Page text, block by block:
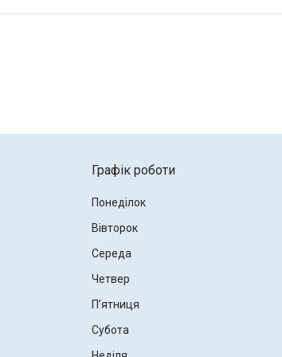
Графік роботи
Понеділок
Вівторок
Середа
Четвер
Пʼятниця
Субота